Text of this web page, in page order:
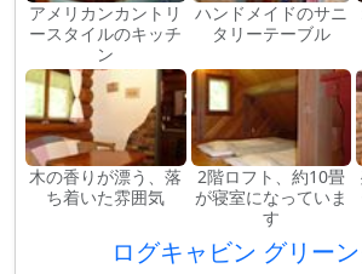
アメリカンカントリ
ースタイルのキッチ
ン
ハンドメイドのサニ
タリーテーブル
木の香りが漂う、落
ち着いた雰囲気
2階ロフト、約10畳
が寝室になっていま
す
ログキャビン グリー